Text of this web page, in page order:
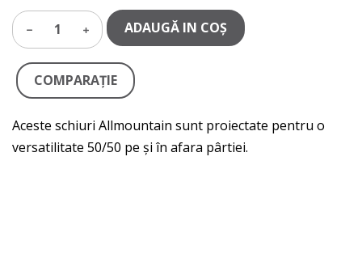
1 ADAUGĂ IN COŞ
COMPARAŢIE
Aceste schiuri Allmountain sunt proiectate pentru o
versatilitate 50/50 pe și în afara pârtiei.